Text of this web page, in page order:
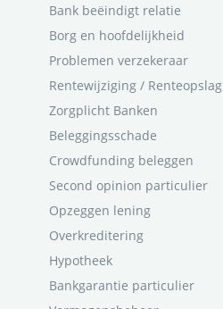
Bank beëindigt relatie
Borg en hoofdelijkheid
Problemen verzekeraar
Rentewijziging / Renteopslag
Zorgplicht Banken
Beleggingsschade
Crowdfunding beleggen
Second opinion particulier
Opzeggen lening
Overkreditering
Hypotheek
Bankgarantie particulier